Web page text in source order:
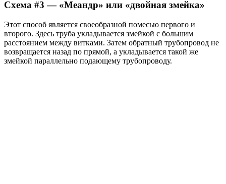
Схема #3 — «Меандр» или «двойная змейка»
Этот способ является своеобразной помесью первого и
второго. Здесь труба укладывается змейкой с большим
расстоянием между витками. Затем обратный трубопровод не
возвращается назад по прямой, а укладывается такой же
змейкой параллельно подающему трубопроводу.